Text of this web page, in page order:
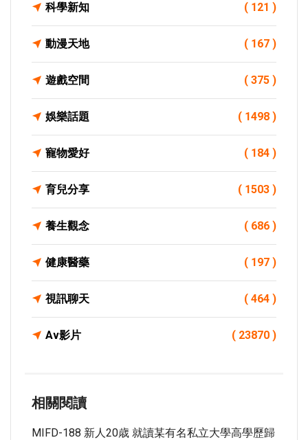
科學新知 ( 121 )
動漫天地 ( 167 )
遊戲空間 ( 375 )
娛樂話題 ( 1498 )
寵物愛好 ( 184 )
育兒分享 ( 1503 )
養生觀念 ( 686 )
健康醫藥 ( 197 )
視訊聊天 ( 464 )
Av影片 ( 23870 )
相關閱讀
MIFD-188 新人20歳 就讀某有名私立大學高學歷歸